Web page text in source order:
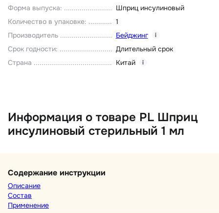
Форма выпуска:
Шприц инсулиновый
Количество в упаковке:
1
Производитель
Бейджинг i
Срок годности:
Длительный срок
Страна
Китай i
Информация о товаре PL Шприц
инсулиновый стерильный 1 мл
Содержание инструкции
Описание
Состав
Применение